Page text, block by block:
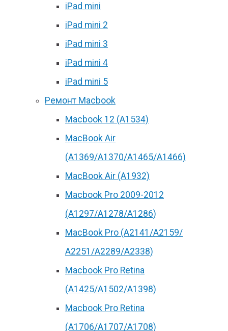
iPad mini
iPad mini 2
iPad mini 3
iPad mini 4
iPad mini 5
Ремонт Macbook
Macbook 12 (А1534)
MacBook Air
(A1369/A1370/A1465/A1466)
MacBook Air (A1932)
Macbook Pro 2009-2012
(A1297/A1278/A1286)
MacBook Pro (А2141/А2159/
А2251/A2289/A2338)
Macbook Pro Retina
(А1425/A1502/A1398)
Macbook Pro Retina
(А1706/A1707/A1708)